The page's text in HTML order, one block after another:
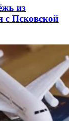
из
с Псковской